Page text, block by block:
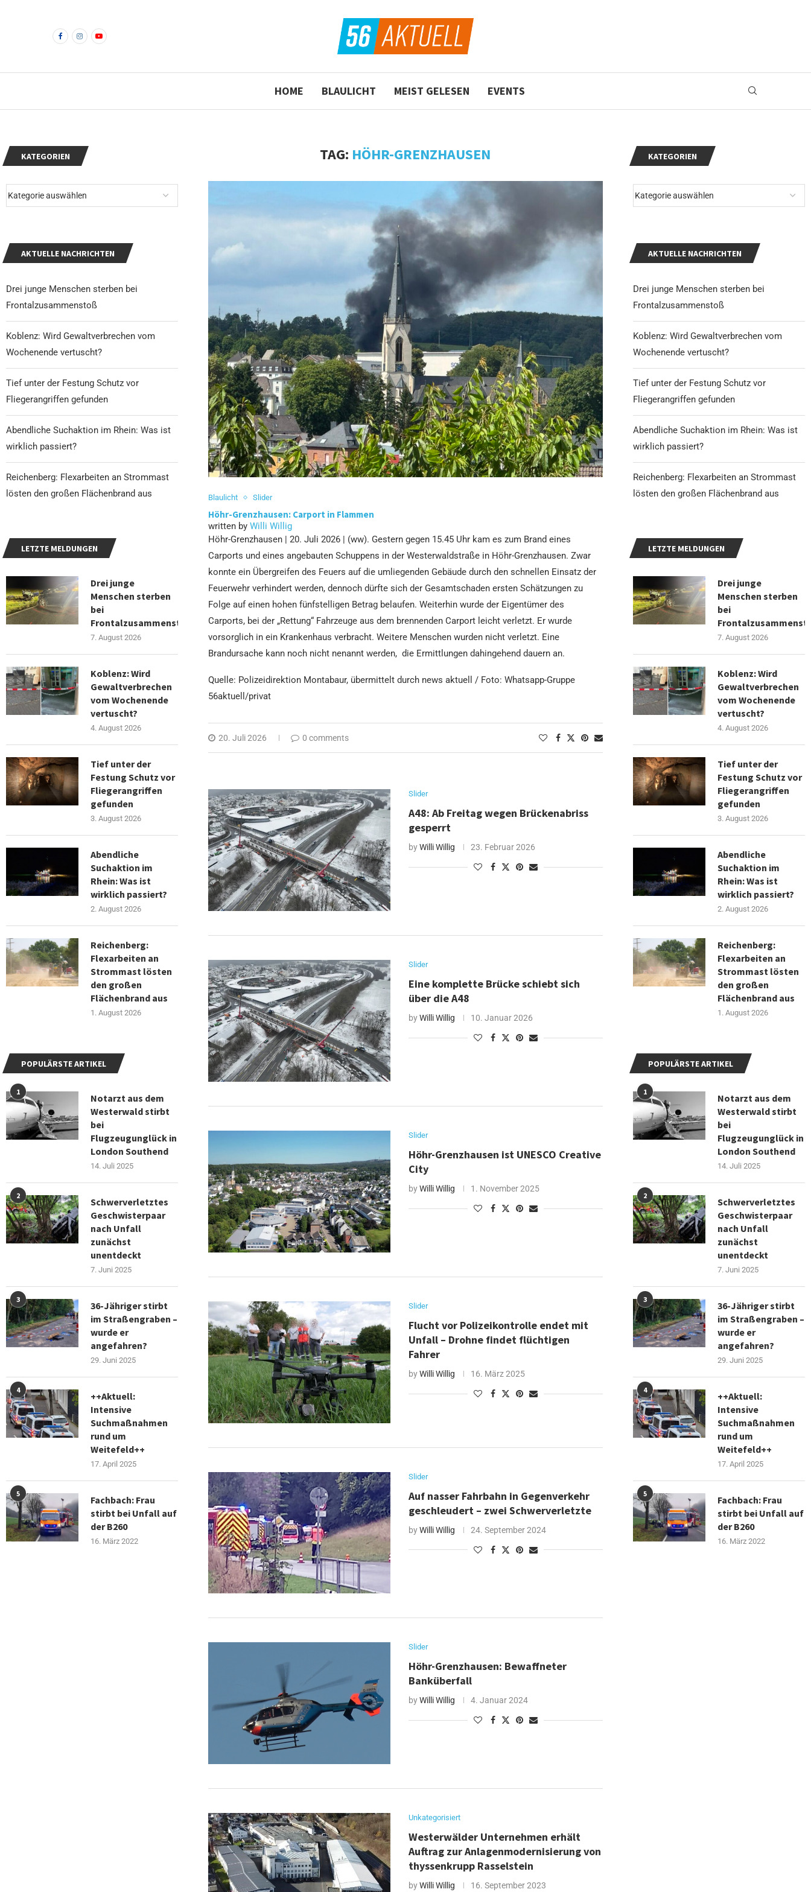
HOME BLAULICHT MEIST GELESEN EVENTS
TAG: HÖHR-GRENZHAUSEN
Blaulicht Slider
Höhr-Grenzhausen: Carport in Flammen
written by Willi Willig
Höhr-Grenzhausen | 20. Juli 2026 | (ww). Gestern gegen 15.45 Uhr kam es zum Brand eines
Carports und eines angebauten Schuppens in der Westerwaldstraße in Höhr-Grenzhausen. Zwar
konnte ein Übergreifen des Feuers auf die umliegenden Gebäude durch den schnellen Einsatz der
Feuerwehr verhindert werden, dennoch dürfte sich der Gesamtschaden ersten Schätzungen zu
Folge auf einen hohen fünfstelligen Betrag belaufen. Weiterhin wurde der Eigentümer des
Carports, bei der „Rettung“ Fahrzeuge aus dem brennenden Carport leicht verletzt. Er wurde
vorsorglich in ein Krankenhaus verbracht. Weitere Menschen wurden nicht verletzt. Eine
Brandursache kann noch nicht nenannt werden, die Ermittlungen dahingehend dauern an.
Quelle: Polizeidirektion Montabaur, übermittelt durch news aktuell / Foto: Whatsapp-Gruppe
56aktuell/privat
20. Juli 2026 0 comments
Slider
A48: Ab Freitag wegen Brückenabriss
gesperrt
byWilli Willig 23. Februar 2026
Slider
Eine komplette Brücke schiebt sich
über die A48
byWilli Willig 10. Januar 2026
Slider
Höhr-Grenzhausen ist UNESCO Creative
City
byWilli Willig 1. November 2025
Slider
Flucht vor Polizeikontrolle endet mit
Unfall – Drohne findet flüchtigen
Fahrer
byWilli Willig 16. März 2025
Slider
Auf nasser Fahrbahn in Gegenverkehr
geschleudert – zwei Schwerverletzte
byWilli Willig 24. September 2024
Slider
Höhr-Grenzhausen: Bewaffneter
Banküberfall
byWilli Willig 4. Januar 2024
Unkategorisiert
Westerwälder Unternehmen erhält
Auftrag zur Anlagenmodernisierung von
thyssenkrupp Rasselstein
byWilli Willig 16. September 2023
KATEGORIEN
AKTUELLE NACHRICHTEN
Drei junge Menschen sterben bei
Frontalzusammenstoß
Koblenz: Wird Gewaltverbrechen vom
Wochenende vertuscht?
Tief unter der Festung Schutz vor
Fliegerangriffen gefunden
Abendliche Suchaktion im Rhein: Was ist
wirklich passiert?
Reichenberg: Flexarbeiten an Strommast
lösten den großen Flächenbrand aus
LETZTE MELDUNGEN
Drei junge
Menschen sterben
bei
7. August 2026
Koblenz: Wird
Gewaltverbrechen
vom Wochenende
vertuscht?
4. August 2026
Tief unter der
Festung Schutz vor
Fliegerangriffen
gefunden
3. August 2026
Abendliche
Suchaktion im
Rhein: Was ist
wirklich passiert?
2. August 2026
Reichenberg:
Flexarbeiten an
Strommast lösten
den großen
Flächenbrand aus
1. August 2026
POPULÄRSTE ARTIKEL
1
Notarzt aus dem
Westerwald stirbt
bei
Flugzeugunglück in
London Southend
14. Juli 2025
2
Schwerverletztes
Geschwisterpaar
nach Unfall
zunächst
unentdeckt
7. Juni 2025
3
36-Jähriger stirbt
im Straßengraben –
wurde er
angefahren?
29. Juni 2025
4
++Aktuell:
Intensive
Suchmaßnahmen
rund um
Weitefeld++
17. April 2025
5
Fachbach: Frau
stirbt bei Unfall auf
der B260
16. März 2022
KATEGORIEN
AKTUELLE NACHRICHTEN
Drei junge Menschen sterben bei
Frontalzusammenstoß
Koblenz: Wird Gewaltverbrechen vom
Wochenende vertuscht?
Tief unter der Festung Schutz vor
Fliegerangriffen gefunden
Abendliche Suchaktion im Rhein: Was ist
wirklich passiert?
Reichenberg: Flexarbeiten an Strommast
lösten den großen Flächenbrand aus
LETZTE MELDUNGEN
Drei junge
Menschen sterben
bei
Frontalzusammenstoß
7. August 2026
Koblenz: Wird
Gewaltverbrechen
vom Wochenende
vertuscht?
4. August 2026
Tief unter der
Festung Schutz vor
Fliegerangriffen
gefunden
3. August 2026
Abendliche
Suchaktion im
Rhein: Was ist
wirklich passiert?
2. August 2026
Reichenberg:
Flexarbeiten an
Strommast lösten
den großen
Flächenbrand aus
1. August 2026
POPULÄRSTE ARTIKEL
1
Notarzt aus dem
Westerwald stirbt
bei
Flugzeugunglück in
London Southend
14. Juli 2025
2
Schwerverletztes
Geschwisterpaar
nach Unfall
zunächst
unentdeckt
7. Juni 2025
3
36-Jähriger stirbt
im Straßengraben –
wurde er
angefahren?
29. Juni 2025
4
++Aktuell:
Intensive
Suchmaßnahmen
rund um
Weitefeld++
17. April 2025
5
Fachbach: Frau
stirbt bei Unfall auf
der B260
16. März 2022